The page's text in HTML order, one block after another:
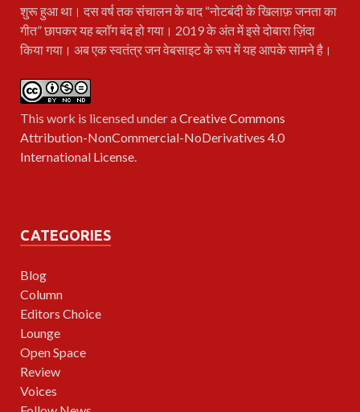
शुरू हुआ था। दस वर्ष तक संचालन के बाद “नोटबंदी के खिलाफ़ जनता का
गीत” छापकर यह ब्लॉग बंद हो गया। 2019 के अंत में इसे दोबारा ज़िंदा
किया गया। अब एक स्वतंत्र जन वेबसाइट के रूप में यह आपके सामने है।
This work is licensed under aCreative Commons
Attribution-NonCommercial-NoDerivatives 4.0
International License
CATEGORIES
Blog
Column
Editors Choice
Lounge
Open Space
Review
Voices